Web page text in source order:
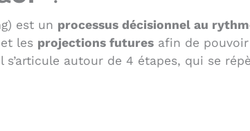
est un processus décisionnel au
et les projections futures afin de
s’articule autour de 4 étapes, qui se